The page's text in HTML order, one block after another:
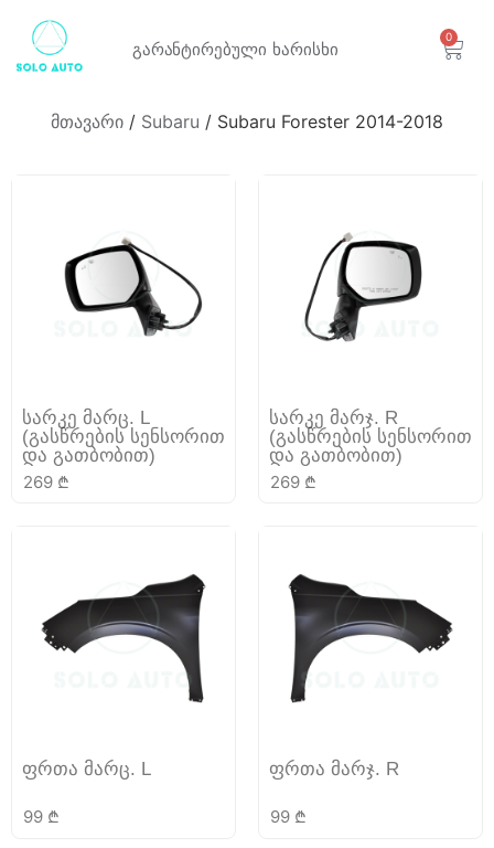
გარანტირებული ხარისხი
0
მთავარი / Subaru / Subaru Forester 2014-2018
სარკე მარც. L
(გასწრების სენსორით
და გათბობით)
269 ₾
სარკე მარჯ. R
(გასწრების სენსორით
და გათბობით)
269 ₾
ფრთა მარც. L
99 ₾
ფრთა მარჯ. R
99 ₾